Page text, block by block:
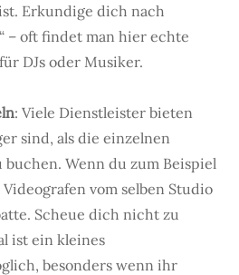
Erkundige dich nach
– oft findet man hier echte
DJs oder Musiker.
: Viele Dienstleister bieten
sind, als die einzelnen
buchen. Wenn du zum Beispiel
vom selben Studio
Scheue dich nicht zu
ist ein kleines
besonders wenn ihr